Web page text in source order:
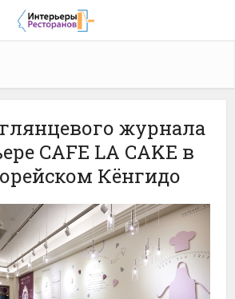
журнала
CAFE LA CAKE в
Кёнгидо